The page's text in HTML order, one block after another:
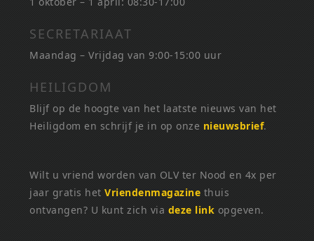
SECRETARIAAT
Maandag – Vrijdag van 9:00-15:00 uur
HEILIGDOM
Blijf op de hoogte van het laatste nieuws van het
Heiligdom en schrijf je in op onze nieuwsbrief.
Wilt u vriend worden van OLV ter Nood en 4x per
jaar gratis hetVriendenmagazine thuis
ontvangen? U kunt zich via deze link opgeven.